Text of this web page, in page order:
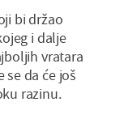
bi držao
i dalje
vratara
se da će još
razinu.